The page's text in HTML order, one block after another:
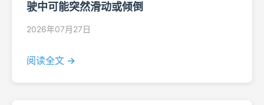
驶中可能突然滑动或倾倒
2026年07月27日
阅读全文 →